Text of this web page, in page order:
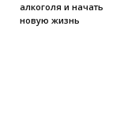
алкоголя и начать
новую жизнь